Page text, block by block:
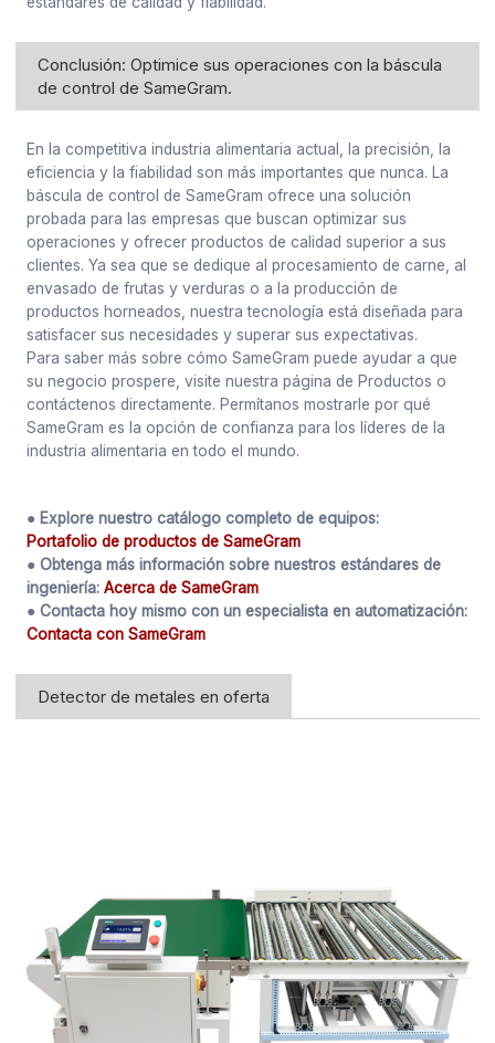
Conclusión: Optimice sus operaciones con la báscula
de control de SameGram.
En la competitiva industria alimentaria actual, la precisión, la
eficiencia y la fiabilidad son más importantes que nunca. La
báscula de control de SameGram ofrece una solución
probada para las empresas que buscan optimizar sus
operaciones y ofrecer productos de calidad superior a sus
clientes. Ya sea que se dedique al procesamiento de carne, al
envasado de frutas y verduras o a la producción de
productos horneados, nuestra tecnología está diseñada para
satisfacer sus necesidades y superar sus expectativas.
Para saber más sobre cómo SameGram puede ayudar a que
su negocio prospere, visite nuestra página de Productos o
contáctenos directamente. Permítanos mostrarle por qué
SameGram es la opción de confianza para los líderes de la
industria alimentaria en todo el mundo.
● Explore nuestro catálogo completo de equipos:
Portafolio de productos de SameGram
● Obtenga más información sobre nuestros estándares de
ingeniería: Acerca de SameGram
● Contacta hoy mismo con un especialista en automatización:
Contacta con SameGram
Detector de metales en oferta